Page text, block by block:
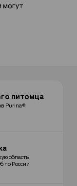
могут
питомца
Purina®
область
по России